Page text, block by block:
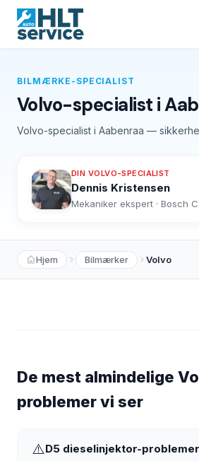
BILMÆRKE-SPECIALIST
Volvo-specialist i
Volvo-specialist i Aabenraa —
DIN VOLVO-SPECIALIST
Dennis Kristensen
Mekaniker ekspert · Bosch
Hjem Bilmærker Volvo
De mest almindelige
problemer vi ser
⚠️D5 dieselinjektor-problemer